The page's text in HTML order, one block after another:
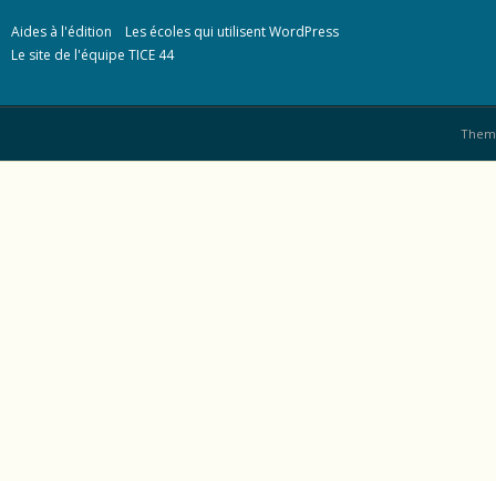
Aides à l'édition
Les écoles qui utilisent WordPress
Le site de l'équipe TICE 44